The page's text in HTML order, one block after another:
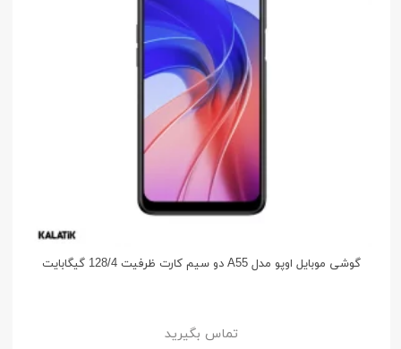
گوشی موبایل اوپو مدل A55 دو سیم کارت ظرفیت 128/4 گیگابایت
تماس بگیرید